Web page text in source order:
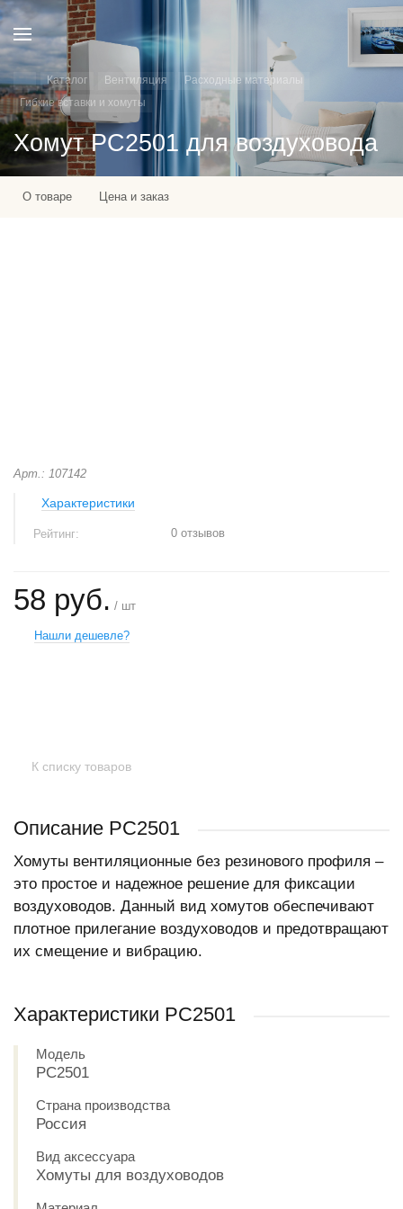
Каталог Вентиляция
Расходные материалы
Гибкие вставки и хомуты
Хомут РС2501 для воздуховода
О товаре Цена и заказ
Арт.: 107142
Характеристики
Рейтинг: 0 отзывов
58 руб. / шт
Нашли дешевле?
К списку товаров
Описание РС2501
Хомуты вентиляционные без резинового профиля –
это простое и надежное решение для фиксации
воздуховодов. Данный вид хомутов обеспечивают
плотное прилегание воздуховодов и предотвращают
их смещение и вибрацию.
Характеристики РС2501
Модель
РС2501
Страна производства
Россия
Вид аксессуара
Хомуты для воздуховодов